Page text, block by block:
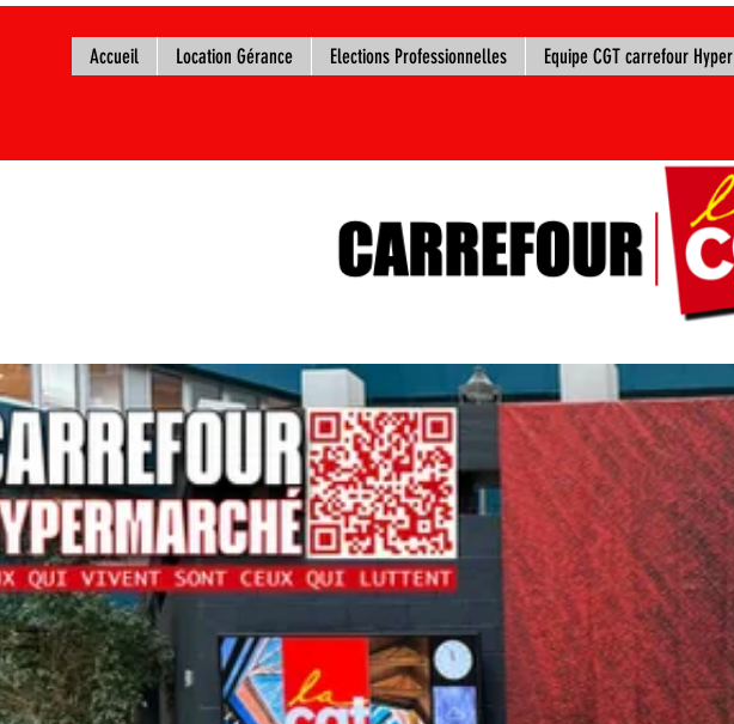
Accueil Location Gérance Elections Professionnelles Equipe CGT carrefour Hyper